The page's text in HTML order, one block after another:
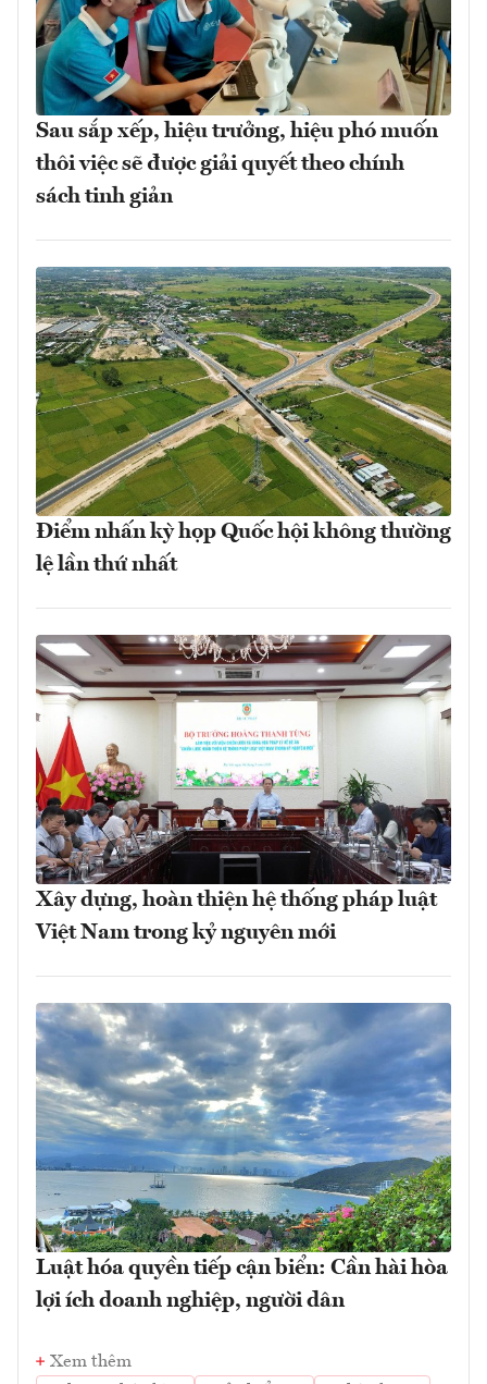
Sau sắp xếp, hiệu trưởng, hiệu phó muốn
thôi việc sẽ được giải quyết theo chính
sách tinh giản
Điểm nhấn kỳ họp Quốc hội không thường
lệ lần thứ nhất
Xây dựng, hoàn thiện hệ thống pháp luật
Việt Nam trong kỷ nguyên mới
Luật hóa quyền tiếp cận biển: Cần hài hòa
lợi ích doanh nghiệp, người dân
Xem thêm